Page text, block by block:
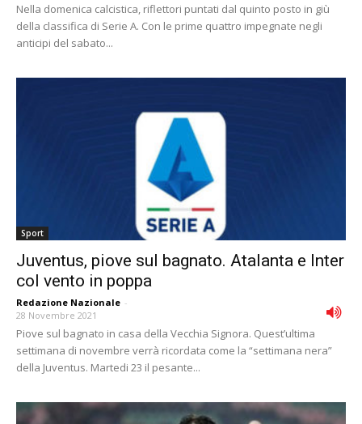
Nella domenica calcistica, riflettori puntati dal quinto posto in giù
della classifica di Serie A. Con le prime quattro impegnate negli
anticipi del sabato...
Sport
Juventus, piove sul bagnato. Atalanta e Inter
col vento in poppa
Redazione Nazionale -
28 Novembre 2021
Piove sul bagnato in casa della Vecchia Signora. Quest’ultima
settimana di novembre verrà ricordata come la “settimana nera”
della Juventus. Martedi 23 il pesante...